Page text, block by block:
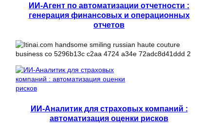
ИИ-Агент по автоматизации отчетности :
генерация финансовых и операционных
отчетов
ИИ-Аналитик для страховых компаний :
автоматизация оценки рисков